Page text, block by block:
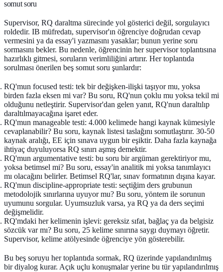
somut soru
Supervisor, RQ daraltma sürecinde yol gösterici değil, sorgulayıcı
roldedir. IB müfredatı, supervisor'ın öğrenciye doğrudan cevap
vermesini ya da essay'i yazmasını yasaklar; bunun yerine soru
sormasını bekler. Bu nedenle, öğrencinin her supervisor toplantısına
hazırlıklı gitmesi, soruların verimliliğini artırır. Her toplantıda
sorulması önerilen beş somut soru şunlardır:
RQ'mun focused testi: tek bir değişken-ilişki taşıyor mu, yoksa
birden fazla eksen mi var? Bu soru, RQ'nun çoklu mu yoksa tekil mi
olduğunu netleştirir. Supervisor'dan gelen yanıt, RQ'nun daraltılıp
daraltılmayacağına işaret eder.
RQ'mun manageable testi: 4.000 kelimede hangi kaynak kümesiyle
cevaplanabilir? Bu soru, kaynak listesi taslağını somutlaştırır. 30-50
kaynak aralığı, EE için sınava uygun bir eşiktir. Daha fazla kaynağa
ihtiyaç duyuluyorsa RQ sınırı aşmış demektir.
RQ'mun argumentative testi: bu soru bir argüman gerektiriyor mu,
yoksa betimsel mi? Bu soru, essay'in analitik mi yoksa tanımlayıcı
mı olacağını belirler. Betimsel RQ'lar, sınav formatının dışına kayar.
RQ'mun discipline-appropriate testi: seçtiğim ders grubunun
metodolojik sınırlarına uyuyor mu? Bu soru, yöntem ile sorunun
uyumunu sorgular. Uyumsuzluk varsa, ya RQ ya da ders seçimi
değişmelidir.
RQ'mdaki her kelimenin işlevi: gereksiz sıfat, bağlaç ya da belgisiz
sözcük var mı? Bu soru, 25 kelime sınırına saygı duymayı öğretir.
Supervisor, kelime atölyesinde öğrenciye yön gösterebilir.
Bu beş soruyu her toplantıda sormak, RQ üzerinde yapılandırılmış
bir diyalog kurar. Açık uçlu konuşmalar yerine bu tür yapılandırılmış